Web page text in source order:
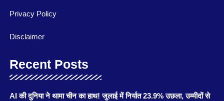
Privacy Policy
Disclaimer
Recent Posts
AI की दुनिया ने थामा चीन का हाथ! जुलाई में निर्यात 23.9% उछला, उम्मीदों से